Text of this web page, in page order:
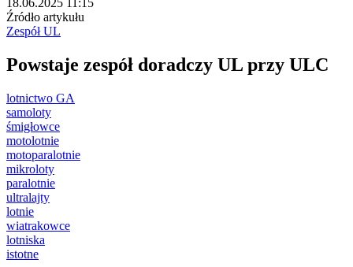
18.06.2025 11:15
Źródło artykułu
Zespół UL
Powstaje zespół doradczy UL przy ULC
lotnictwo GA
samoloty
śmigłowce
motolotnie
motoparalotnie
mikroloty
paralotnie
ultralajty
lotnie
wiatrakowce
lotniska
istotne